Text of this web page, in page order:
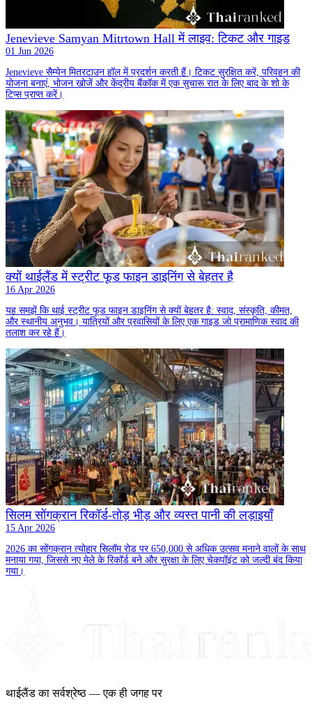
Jenevieve Samyan Mitrtown Hall में लाइव: टिकट और गाइड
01 Jun 2026
Jenevieve सैम्येन मितरटाउन हॉल में प्रदर्शन करती हैं। टिकट सुरक्षित करें, परिवहन की
योजना बनाएं, भोजन खोजें और केंद्रीय बैंकॉक में एक सुचारू रात के लिए बाद के शो के
टिप्स प्राप्त करें।
क्यों थाईलैंड में स्ट्रीट फूड फाइन डाइनिंग से बेहतर है
16 Apr 2026
यह समझें कि थाई स्ट्रीट फूड फाइन डाइनिंग से क्यों बेहतर है: स्वाद, संस्कृति, कीमत,
और स्थानीय अनुभव। यात्रियों और प्रवासियों के लिए एक गाइड जो प्रामाणिक स्वाद की
तलाश कर रहे हैं।
सिलम सोंगक्रान रिकॉर्ड-तोड़ भीड़ और व्यस्त पानी की लड़ाइयाँ
15 Apr 2026
2026 का सोंगक्रान त्योहार सिलॉम रोड पर 650,000 से अधिक उत्सव मनाने वालों के साथ
मनाया गया, जिससे नए मेले के रिकॉर्ड बने और सुरक्षा के लिए चेकपॉइंट को जल्दी बंद किया
गया।
थाईलैंड का सर्वश्रेष्ठ — एक ही जगह पर